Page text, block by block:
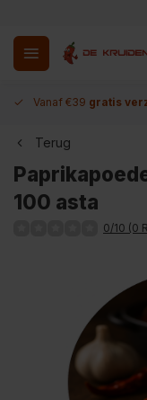
Vanaf €39 gratis
Terug
100 asta
0/10 (0